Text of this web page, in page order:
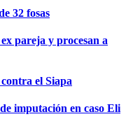
32 fosas
pareja y procesan a
el Siapa
imputación en caso Eli